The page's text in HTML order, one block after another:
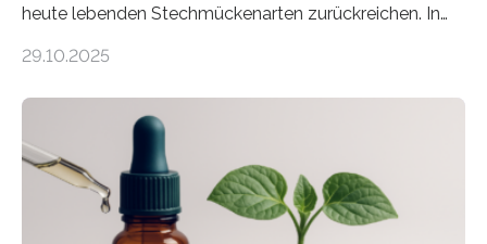
heute lebenden Stechmückenarten zurückreichen. In
Forschende die bisher älteste bekannte Stechmücken-
Region Kachin in Myanmar und hat sich in
ausgezeichnetem Zustand erhalten. Es konnte als neue
Art einer neuen Gattung beschrieben werden und trägt
nun den Namen Cretosabethes primaevus. Dieser erste
fossile Nachweis einer Stechmückenlarve in Bernstein
29.10.2025